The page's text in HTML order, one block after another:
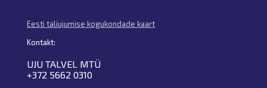
Eesti taliujumise kogukondade kaart
Kontakt:
UJU TALVEL MTÜ
+372 5662 0310